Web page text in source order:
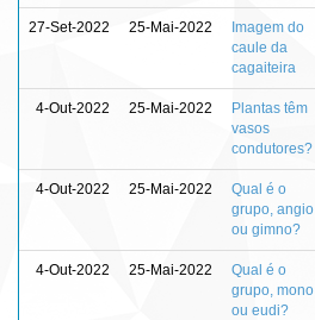
27-Set-2022 25-Mai-2022
Imagem do
caule da
cagaiteira
4-Out-2022 25-Mai-2022
Plantas têm
vasos
condutores?
4-Out-2022 25-Mai-2022
Qual é o
grupo, angio
ou gimno?
4-Out-2022 25-Mai-2022
Qual é o
grupo, mono
ou eudi?